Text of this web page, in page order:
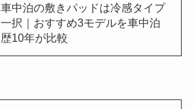
車中泊の敷きパッドは冷感タイプ
一択｜おすすめ3モデルを車中泊
歴10年が比較